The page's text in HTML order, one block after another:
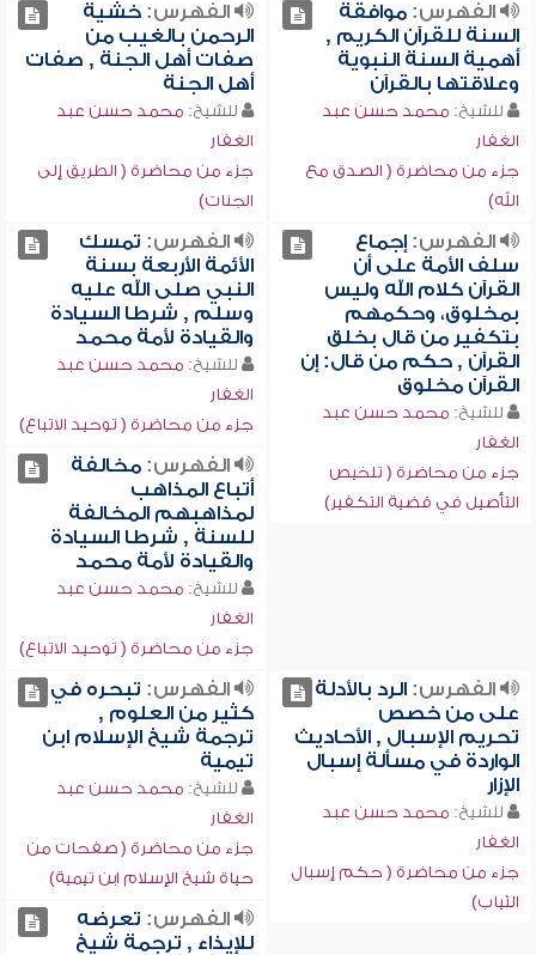
الفهرس:موافقة
السنة للقرآن الكريم ,
أهمية السنة النبوية
وعلاقتها بالقرآن
للشيخ: محمد حسن عبد
الغفار
جزء من محاضرة ( الصدق مع
الله)
الفهرس:خشية
الرحمن بالغيب من
صفات أهل الجنة , صفات
أهل الجنة
للشيخ: محمد حسن عبد
الغفار
جزء من محاضرة ( الطريق إلى
الجنات)
الفهرس:إجماع
سلف الأمة على أن
القرآن كلام الله وليس
بمخلوق، وحكمهم
بتكفير من قال بخلق
القرآن , حكم من قال: إن
القرآن مخلوق
للشيخ: محمد حسن عبد
الغفار
جزء من محاضرة ( تلخيص
التأصيل في قضية التكفير)
الفهرس: تمسك
الأئمة الأربعة بسنة
النبي صلى الله عليه
وسلم , شرطا السيادة
والقيادة لأمة محمد
للشيخ: محمد حسن عبد
الغفار
جزء من محاضرة ( توحيد الاتباع)
الفهرس:مخالفة
أتباع المذاهب
لمذاهبهم المخالفة
للسنة , شرطا السيادة
والقيادة لأمة محمد
للشيخ: محمد حسن عبد
الغفار
جزء من محاضرة ( توحيد الاتباع)
الفهرس:الرد بالأدلة
على من خصص
تحريم الإسبال , الأحاديث
الواردة في مسألة إسبال
الإزار
للشيخ: محمد حسن عبد
الغفار
جزء من محاضرة ( حكم إسبال
الثياب)
الفهرس: تبحره في
كثير من العلوم ,
ترجمة شيخ الإسلام ابن
تيمية
للشيخ: محمد حسن عبد
الغفار
جزء من محاضرة ( صفحات من
حياة شيخ الإسلام ابن تيمية)
الفهرس: تعرضه
للإيذاء , ترجمة شيخ